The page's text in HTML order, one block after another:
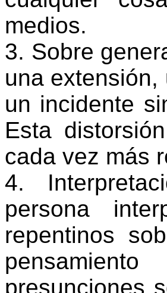
medios.
3. Sobre
una
un incidente
Esta
cada vez más
4.
persona
repentinos
presunciones